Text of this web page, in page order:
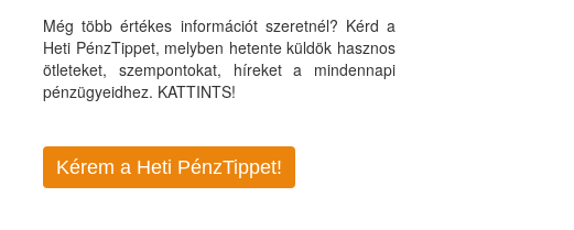
Még több értékes információt szeretnél? Kérd a
Heti PénzTippet, melyben hetente küldök hasznos
ötleteket, szempontokat, híreket a mindennapi
pénzügyeidhez. KATTINTS!
Kérem a Heti PénzTippet!